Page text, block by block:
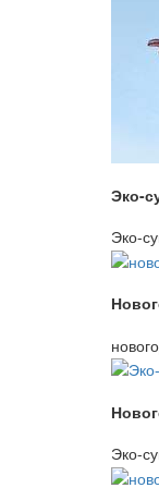
Эко-
Эко-
Эко-